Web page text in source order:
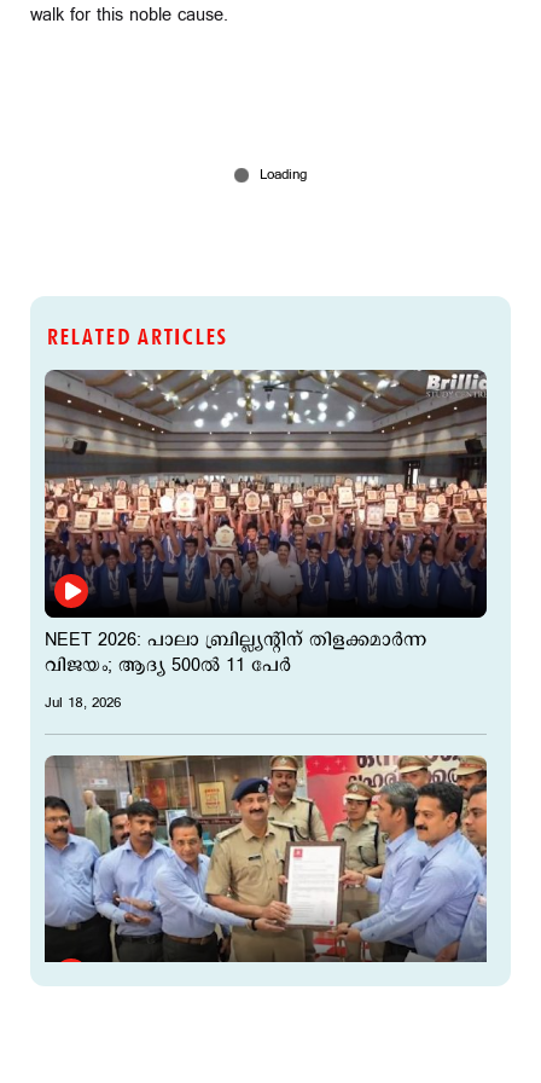
walk for this noble cause.
RELATED ARTICLES
NEET 2026: പാലാ ബ്രില്ല്യന്റിന് തിളക്കമാർന്ന
വിജയം; ആദ്യ 500ൽ 11 പേർ
Jul 18, 2026